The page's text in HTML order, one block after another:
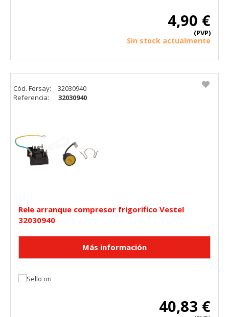
4,90 €
(PVP)
Sin stock actualmente
Rele arranque compresor frigorifico Vestel
32030940
40,83 €
Cód. Fersay:
32030940
Referencia:
32030940